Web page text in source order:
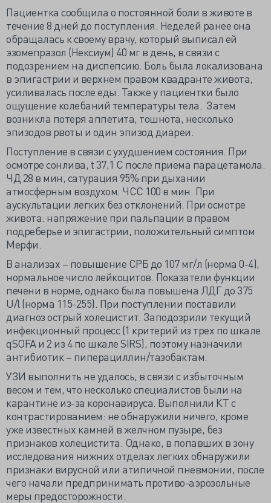
Пациентка сообщила о постоянной боли в животе в
течение 8 дней до поступления. Неделей ранее она
обращалась к своему врачу, который выписал ей
эзомепразол (Нексиум) 40 мг в день, в связи с
подозрением на диспепсию. Боль была локализована
в эпигастрии и верхнем правом квадранте живота,
усиливалась после еды. Также у пациентки было
ощущение колебаний температуры тела. Затем
возникла потеря аппетита, тошнота, несколько
эпизодов рвоты и один эпизод диареи.
Поступление в связи с ухудшением состояния. При
осмотре сонлива, t 37,1 C после приема парацетамола.
ЧД 28 в мин, сатурация 95% при дыхании
атмосферным воздухом. ЧСС 100 в мин. При
аускультации легких без отклонений. При осмотре
живота: напряжение при пальпации в правом
подреберье и эпигастрии, положительный симптом
Мерфи.
В анализах – повышение СРБ до 107 мг/л (норма 0-4),
нормальное число лейкоцитов. Показатели функции
печени в норме, однако была повышена ЛДГ до 375
U/l (норма 115-255). При поступлении поставили
диагноз острый холецистит. Заподозрили текущий
инфекционный процесс (1 критерий из трех по шкале
qSOFA и 2 из 4 по шкале SIRS), поэтому назначили
антибиотик – пиперациллин/тазобактам.
УЗИ выполнить не удалось, в связи с избыточным
весом и тем, что несколько специалистов были на
карантине из-за коронавируса. Выполнили КТ с
контрастированием: не обнаружили ничего, кроме
уже известных камней в желчном пузыре, без
признаков холецистита. Однако, в попавших в зону
исследования нижних отделах легких обнаружили
признаки вирусной или атипичной пневмонии, после
чего начали предпринимать противо-аэрозольные
меры предосторожности.